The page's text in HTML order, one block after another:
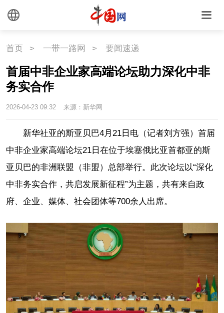
首页 > 一带一路网 > 要闻速递
首届中非企业家高端论坛助力深化中非
务实合作
2026-04-23 09:32 来源：新华网
新华社亚的斯亚贝巴4月21日电（记者刘方强）首届
中非企业家高端论坛21日在位于埃塞俄比亚首都亚的斯
亚贝巴的非洲联盟（非盟）总部举行。此次论坛以“深化
中非务实合作，共启发展新征程”为主题，共有来自政
府、企业、媒体、社会团体等700余人出席。